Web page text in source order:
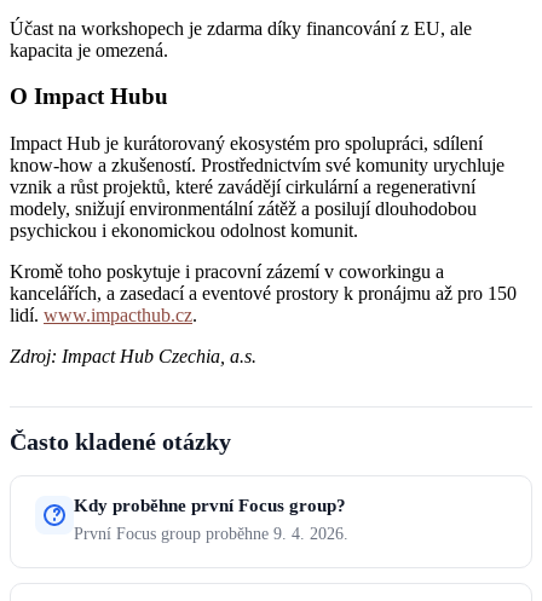
Účast na workshopech je zdarma díky financování z EU, ale
kapacita je omezená.
O Impact Hubu
Impact Hub je kurátorovaný ekosystém pro spolupráci, sdílení
know-how a zkušeností. Prostřednictvím své komunity urychluje
vznik a růst projektů, které zavádějí cirkulární a regenerativní
modely, snižují environmentální zátěž a posilují dlouhodobou
psychickou i ekonomickou odolnost komunit.
Kromě toho poskytuje i pracovní zázemí v coworkingu a
kancelářích, a zasedací a eventové prostory k pronájmu až pro 150
lidí. www.impacthub.cz.
Zdroj: Impact Hub Czechia, a.s.
Často kladené otázky
Kdy proběhne první Focus group?
První Focus group proběhne 9. 4. 2026.